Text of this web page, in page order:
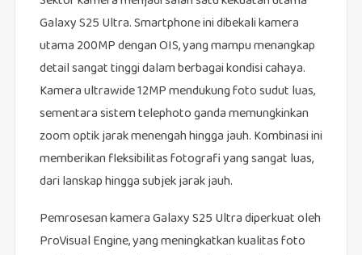
Galaxy S25 Ultra. Smartphone ini dibekali kamera
utama 200MP dengan OIS, yang mampu menangkap
detail sangat tinggi dalam berbagai kondisi cahaya.
Kamera ultrawide 12MP mendukung foto sudut luas,
sementara sistem telephoto ganda memungkinkan
zoom optik jarak menengah hingga jauh. Kombinasi ini
memberikan fleksibilitas fotografi yang sangat luas,
dari lanskap hingga subjek jarak jauh.
Pemrosesan kamera Galaxy S25 Ultra diperkuat oleh
ProVisual Engine, yang meningkatkan kualitas foto